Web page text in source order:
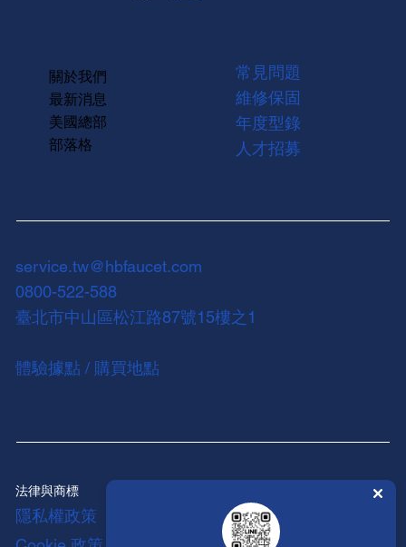
service.tw@hbfaucet.com
0800-522-588
臺北市中山區松江路87號15樓之1
體驗據點 / 購買地點
關於我們
最新消息
美國總部
部落格
常見問題
維修保固
年度型錄
人才招募
法律與商標
隱私權政策